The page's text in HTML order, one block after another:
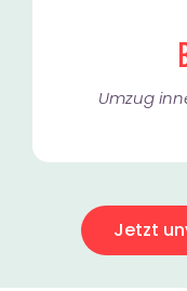
Umzug
Jetzt